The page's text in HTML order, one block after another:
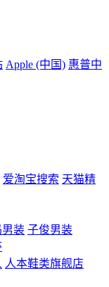
Apple (中国) 惠普中
爱淘宝搜索 天猫精
男装 子俊男装
人本鞋类旗舰店